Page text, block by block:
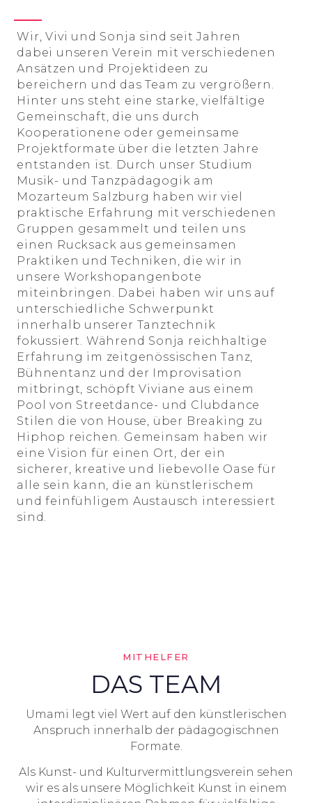
Wir, Vivi und Sonja sind seit Jahren
dabei unseren Verein mit verschiedenen
Ansätzen und Projektideen zu
bereichern und das Team zu vergrößern.
Hinter uns steht eine starke, vielfältige
Gemeinschaft, die uns durch
Kooperationene oder gemeinsame
Projektformate über die letzten Jahre
entstanden ist. Durch unser Studium
Musik- und Tanzpädagogik am
Mozarteum Salzburg haben wir viel
praktische Erfahrung mit verschiedenen
Gruppen gesammelt und teilen uns
einen Rucksack aus gemeinsamen
Praktiken und Techniken, die wir in
unsere Workshopangenbote
miteinbringen. Dabei haben wir uns auf
unterschiedliche Schwerpunkt
innerhalb unserer Tanztechnik
fokussiert. Während Sonja reichhaltige
Erfahrung im zeitgenössischen Tanz,
Bühnentanz und der Improvisation
mitbringt, schöpft Viviane aus einem
Pool von Streetdance- und Clubdance
Stilen die von House, über Breaking zu
Hiphop reichen. Gemeinsam haben wir
eine Vision für einen Ort, der ein
sicherer, kreative und liebevolle Oase für
alle sein kann, die an künstlerischem
und feinfühligem Austausch interessiert
sind.
MITHELFER
DAS TEAM
Umami legt viel Wert auf den künstlerischen
Anspruch innerhalb der pädagogischnen
Formate.
Als Kunst- und Kulturvermittlungsverein sehen
wir es als unsere Möglichkeit Kunst in einem